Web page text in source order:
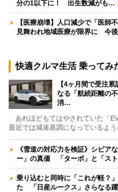
分の1以下に！ 出生数減がも…
【医療崩壊】人口減少で「医師
見舞われ地域医療が限界に 今
快適クルマ生活 乗ってみ
【4ヶ月間で受注
なる「航続距離の
消…
あれほどもてはやされていた「
最近では減速基調になっているよ
《雪道の対応力を検証》シビア
ー」の真価 「ターボ」と「ス
乗り込むと同時に「これが軽？
た 「日産ルークス」さらなる